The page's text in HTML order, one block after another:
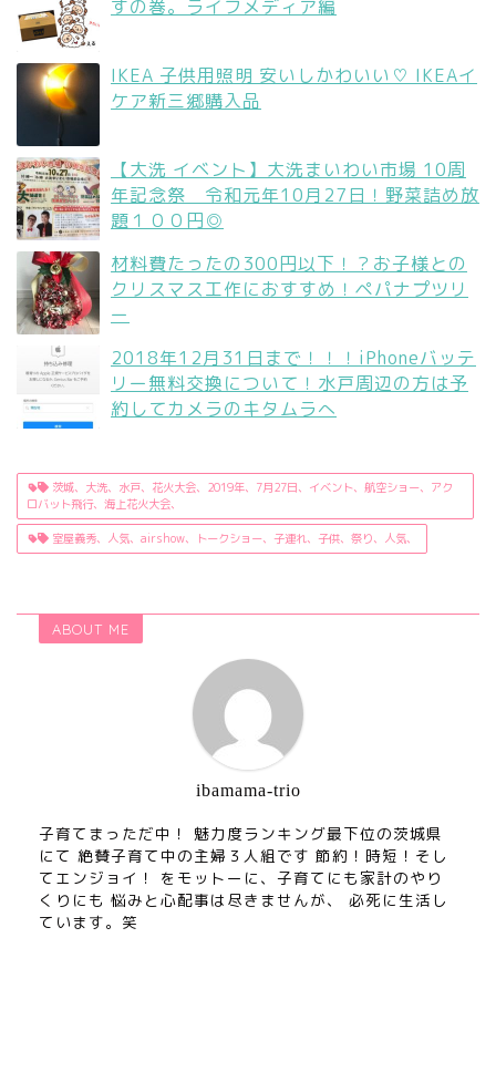
すの巻。ライフメディア編
IKEA 子供用照明 安いしかわいい♡ IKEAイ
ケア新三郷購入品
【大洗 イベント】大洗まいわい市場 10周
年記念祭 令和元年10月27日！野菜詰め放
題１００円◎
材料費たったの300円以下！？お子様との
クリスマス工作におすすめ！ペパナプツリ
ー
2018年12月31日まで！！！iPhoneバッテ
リー無料交換について！水戸周辺の方は予
約してカメラのキタムラへ
茨城、大洗、水戸、花火大会、2019年、7月27日、イベント、航空ショー、アク
ロバット飛行、海上花火大会、
室屋義秀、人気、airshow、トークショー、子連れ、子供、祭り、人気、
ABOUT ME
ibamama-trio
子育てまっただ中！ 魅力度ランキング最下位の茨城県
にて 絶賛子育て中の主婦３人組です 節約！時短！そし
てエンジョイ！ をモットーに、子育てにも家計のやり
くりにも 悩みと心配事は尽きませんが、 必死に生活し
ています。笑